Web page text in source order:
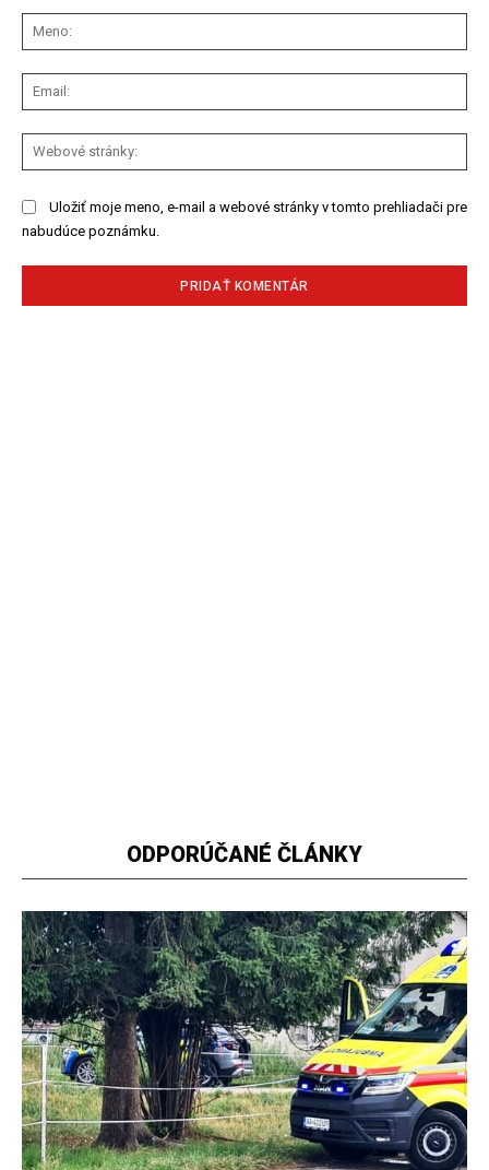
Uložiť moje meno, e-mail a webové stránky v tomto prehliadači pre
nabudúce poznámku.
ODPORÚČANÉ ČLÁNKY